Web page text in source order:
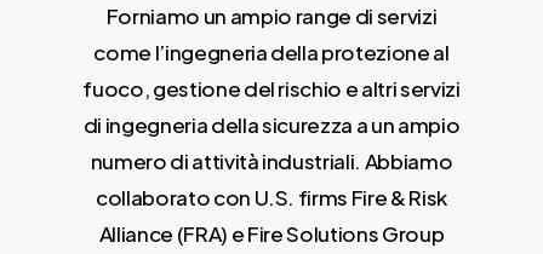
Forniamo un ampio range di servizi
come l’ingegneria della protezione al
fuoco, gestione del rischio e altri servizi
di ingegneria della sicurezza a un ampio
numero di attività industriali. Abbiamo
collaborato con U.S. firms Fire & Risk
Alliance (FRA) e Fire Solutions Group